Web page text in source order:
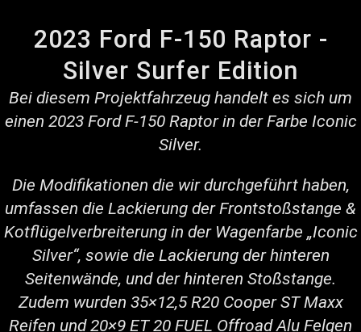
2023 Ford F-150 Raptor -
Silver Surfer Edition
Bei diesem Projektfahrzeug handelt es sich um
einen 2023 Ford F-150 Raptor in der Farbe Iconic
Silver.
Die Modifikationen die wir durchgeführt haben,
umfassen die Lackierung der Frontstoßstange &
Kotflügelverbreiterung in der Wagenfarbe „Iconic
Silver“, sowie die Lackierung der hinteren
Seitenwände, und der hinteren Stoßstange.
Zudem wurden 35×12,5 R20 Cooper ST Maxx
Reifen und 20×9 ET 20 FUEL Offroad Alu Felgen